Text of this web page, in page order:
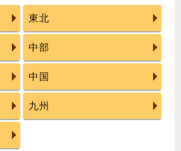
東北
中部
中国
九州